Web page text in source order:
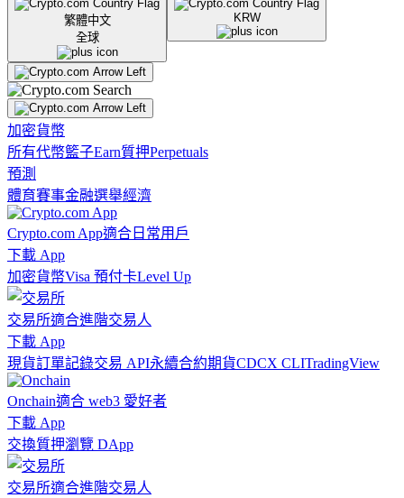
繁體中文
全球
KRW
加密貨幣
所有代幣籃子Earn質押Perpetuals
預測
體育賽事金融選舉經濟
Crypto.com App適合日常用戶
下載 App
加密貨幣Visa 預付卡Level Up
交易所適合進階交易人
下載 App
現貨訂單記錄交易 API永續合約期貨CDCX CLITradingView
Onchain適合 web3 愛好者
下載 App
交換質押瀏覽 DApp
交易所適合進階交易人